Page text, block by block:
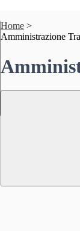
Home >
Amministrazione